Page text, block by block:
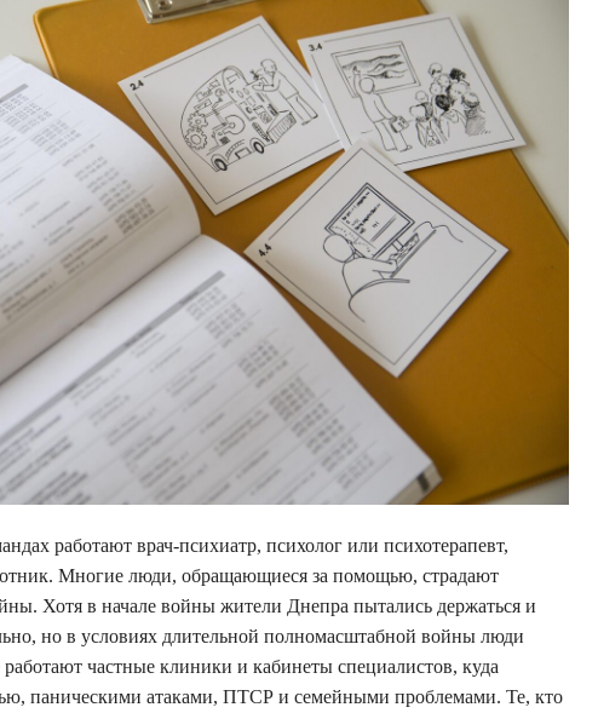
работают врач-психиатр, психолог или психотерапевт,
Многие люди, обращающиеся за помощью, страдают
Хотя в начале войны жители Днепра пытались держаться и
но в условиях длительной полномасштабной войны люди
частные клиники и кабинеты специалистов, куда
паническими атаками, ПТСР и семейными проблемами. Те, кто